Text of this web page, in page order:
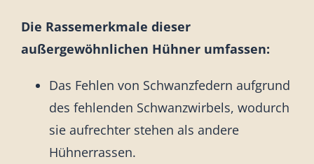
Die Rassemerkmale dieser
außergewöhnlichen Hühner umfassen:
Das Fehlen von Schwanzfedern aufgrund
des fehlenden Schwanzwirbels, wodurch
sie aufrechter stehen als andere
Hühnerrassen.